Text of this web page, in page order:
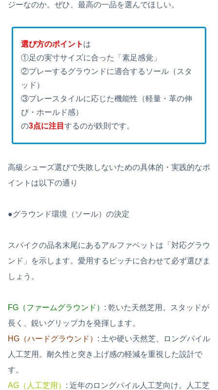
ジーなのか。ぜひ、最高の一品を選んでほしい。
選び方のポイント は
①足の実寸サイズに合った「素足感覚」
②プレーするグラウンドに適合するソール（スタ
ッド）
③プレースタイルに応じた機能性（軽量・革の伸
び・ホールド感）
の3点に注目するのが鉄則です。
高級シューズ選びで失敗しないための具体的・実践的なポ
イントは以下の通り
●グラウンド環境（ソール）の決定
スパイクの品名末尾にあるアルファベットは「対応グラウ
ンド」を示します。愛用するピッチに合わせて必ず選びま
しょう。
FG（ファームグラウンド） : 乾いた天然芝用。スタッドが
長く、鋭いグリップ力を発揮します。
HG（ハードグラウンド） : 土や硬い天然芝、ロングパイル
人工芝用。耐久性と突き上げ感の軽減を重視した設計で
す。
AG（人工芝用） : 近年のロングパイル人工芝向け。人工芝